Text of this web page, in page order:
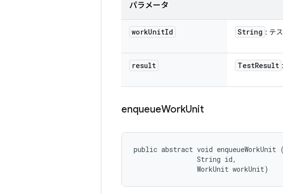
パラメータ
workUnitId String : テ
result TestResult
enqueueWorkUnit
public abstract void
                String id,
                WorkUnit workUnit)